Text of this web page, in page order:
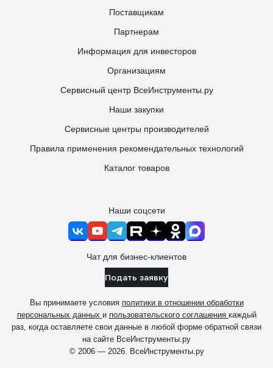
Поставщикам
Партнерам
Информация для инвесторов
Организациям
Сервисный центр ВсеИнструменты.ру
Наши закупки
Сервисные центры производителей
Правила применения рекомендательных технологий
Каталог товаров
Наши соцсети
Чат для бизнес-клиентов
Подать заявку
Вы принимаете условия политики в отношении обработки
персональных данных и пользовательского соглашения каждый
раз, когда оставляете свои данные в любой форме обратной связи
на сайте ВсеИнструменты.ру
© 2006 — 2026. ВсеИнструменты.ру